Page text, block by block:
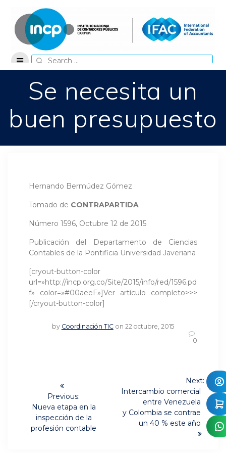
content
Search
for:
Se necesita un
buen presupuesto
Hernando Bermúdez Gómez
Tomado de CONTRAPARTIDA
Número 1596, Octubre 12 de 2015
Publicación del Departamento de Ciencias
Contables de la Pontificia Universidad Javeriana
[cryout-button-color
url=»http://incp.org.co/Site/2015/info/red/1596.pd
f» color=»#00aeeF»]Ver artículo completo>>>
[/cryout-button-color]
by Coordinación TIC on 22 octubre, 2015
0
entradas
Previous:
Previous
post:
Nueva etapa en la
inspección de la
profesión contable
Next:
Next
Intercambio comercial
entre Venezuela
y Colombia se contrae
un 40 % este año